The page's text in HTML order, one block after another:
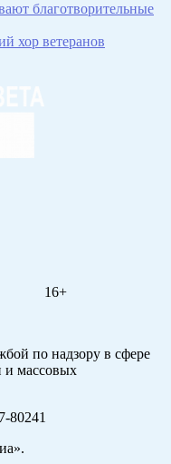
благотворительные
хор ветеранов
16+
по надзору в сфере
и массовых
80241